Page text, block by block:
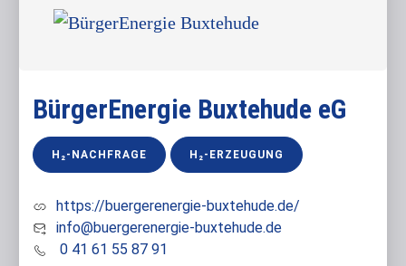
BürgerEnergie Buxtehude eG
H₂-NACHFRAGE H₂-ERZEUGUNG
https://buergerenergie-buxtehude.de/
info@buergerenergie-buxtehude.de
0 41 61 55 87 91